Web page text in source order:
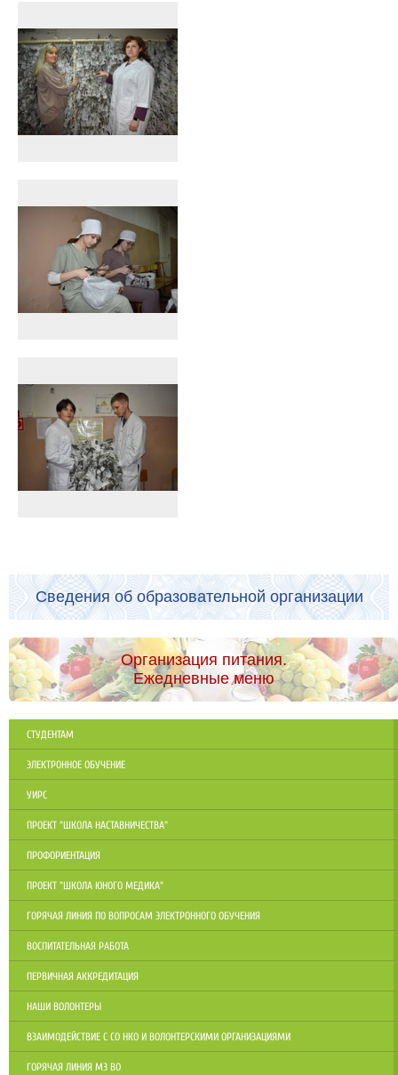
Сведения об образовательной организации
Организация питания.
Ежедневные меню
СТУДЕНТАМ
ЭЛЕКТРОННОЕ ОБУЧЕНИЕ
УИРС
ПРОЕКТ "ШКОЛА НАСТАВНИЧЕСТВА"
ПРОФОРИЕНТАЦИЯ
ПРОЕКТ "ШКОЛА ЮНОГО МЕДИКА"
ГОРЯЧАЯ ЛИНИЯ ПО ВОПРОСАМ ЭЛЕКТРОННОГО ОБУЧЕНИЯ
ВОСПИТАТЕЛЬНАЯ РАБОТА
ПЕРВИЧНАЯ АККРЕДИТАЦИЯ
НАШИ ВОЛОНТЕРЫ
ВЗАИМОДЕЙСТВИЕ С СО НКО И ВОЛОНТЕРСКИМИ ОРГАНИЗАЦИЯМИ
ГОРЯЧАЯ ЛИНИЯ МЗ ВО